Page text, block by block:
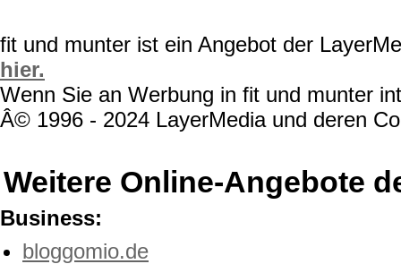
fit und munter ist ein Angebot der
hier.
Wenn Sie an Werbung in fit und munter
Â© 1996 - 2024 LayerMedia und deren
Weitere Online-Angebote
Business:
bloggomio.de